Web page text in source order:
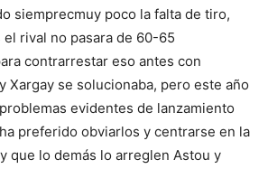
siemprecmuy poco la falta de tiro,
el rival no pasara de 60-65
contrarrestar eso antes con
Xargay se solucionaba, pero este año
evidentes de lanzamiento
preferido obviarlos y centrarse en la
que lo demás lo arreglen Astou y